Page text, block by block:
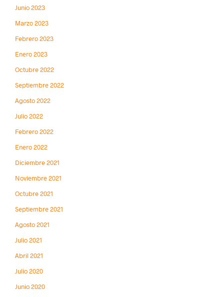
Junio 2023
Marzo 2023
Febrero 2023
Enero 2023
Octubre 2022
Septiembre 2022
Agosto 2022
Julio 2022
Febrero 2022
Enero 2022
Diciembre 2021
Noviembre 2021
Octubre 2021
Septiembre 2021
Agosto 2021
Julio 2021
Abril 2021
Julio 2020
Junio 2020